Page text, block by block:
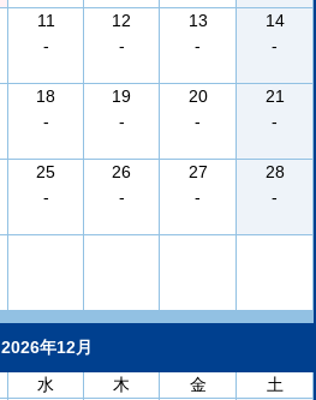
11
-
12
-
13
-
14
-
18
-
19
-
20
-
21
-
25
-
26
-
27
-
28
-
2026年12月
水 木 金
土